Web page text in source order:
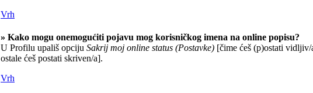
Vrh
» Kako mogu onemogućiti pojavu mog korisničkog imena na online popisu?
U Profilu upališ opciju Sakrij moj online status (Postavke) [čime ćeš (p)ostati vidljiv/
ostale ćeš postati skriven/a].
Vrh